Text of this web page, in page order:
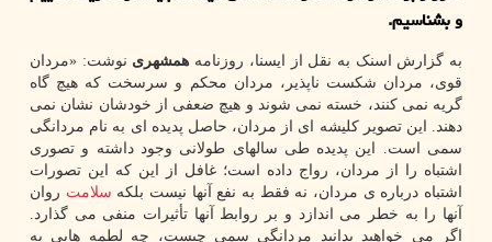
و بشناسیم.
به گزارش اسنک به نقل از ایسنا، روزنامه همشهری نوشت: «مردان
قوی، مردان شکست ناپذیر، مردان محکم و سرسخت که هیچ گاه
گریه نمی کنند، خسته نمی شوند و هیچ ضعفی از خودشان نشان نمی
دهند. این تصویر کلیشه ای از مردان، حاصل پدیده ای به نام مردانگی
سمی است. این پدیده طی سالهای طولانی وجود داشته و تصوری
اشتباه را از مردان، رواج داده است؛ غافل از این که این تصورات
اشتباه درباره ی مردان، نه فقط به نفع آنها نیست بلکه سلامت روان
آنها را به خطر می اندازد و بر روابط آنها تأثیرات منفی می گذارد.
اگر می خواهید بدانید مردانگی سمی چیست، چه لطمه هایی به